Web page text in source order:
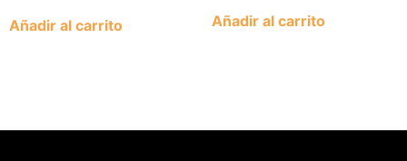
Añadir al carrito Añadir al carrito